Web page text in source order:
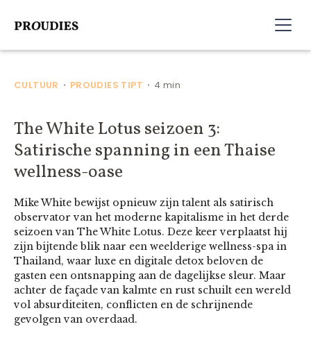
CULTUUR • PROUDIES TIPT • 4 min
The White Lotus seizoen 3:
Satirische spanning in een Thaise
wellness-oase
Mike White bewijst opnieuw zijn talent als satirisch
observator van het moderne kapitalisme in het derde
seizoen van The White Lotus. Deze keer verplaatst hij
zijn bijtende blik naar een weelderige wellness-spa in
Thailand, waar luxe en digitale detox beloven de
gasten een ontsnapping aan de dagelijkse sleur. Maar
achter de façade van kalmte en rust schuilt een wereld
vol absurditeiten, conflicten en de schrijnende
gevolgen van overdaad.